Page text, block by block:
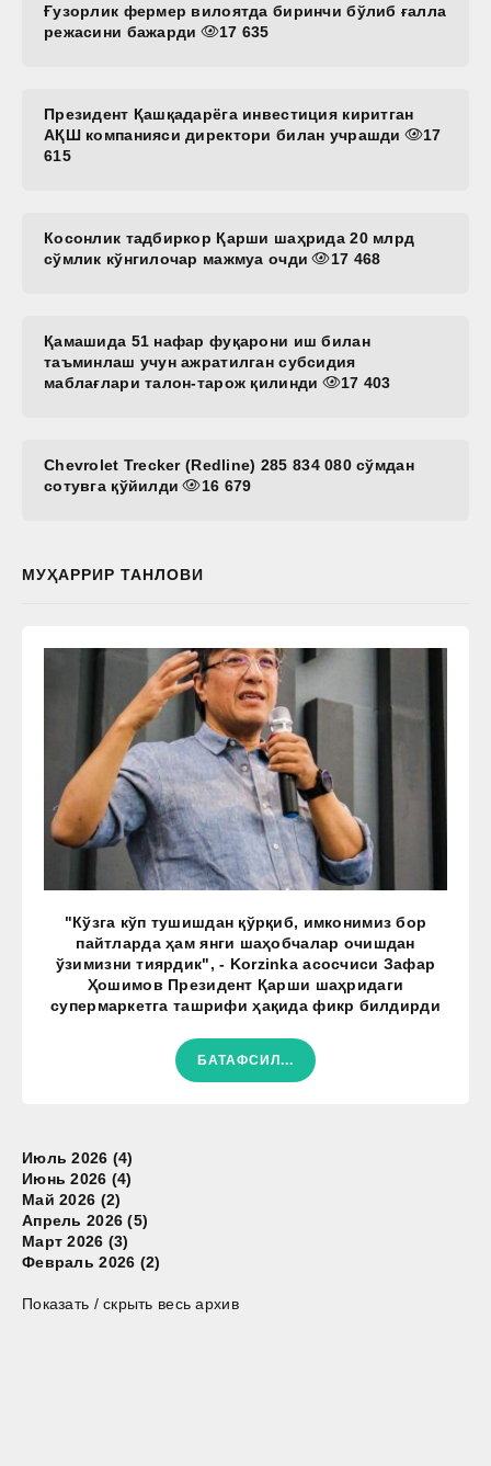
Ғузорлик фермер вилоятда биринчи бўлиб ғалла
режасини бажарди
17 635
Президент Қашқадарёга инвестиция киритган
АҚШ компанияси директори билан учрашди
17
615
Косонлик тадбиркор Қарши шаҳрида 20 млрд
сўмлик кўнгилочар мажмуа очди
17 468
Қамашида 51 нафар фуқарони иш билан
таъминлаш учун ажратилган субсидия
маблағлари талон-тарож қилинди
17 403
Chevrolet Trecker (Redline) 285 834 080 сўмдан
сотувга қўйилди
16 679
МУҲАРРИР ТАНЛОВИ
"Кўзга кўп тушишдан қўрқиб, имконимиз бор
пайтларда ҳам янги шаҳобчалар очишдан
ўзимизни тиярдик", - Korzinka асосчиси Зафар
Ҳошимов Президент Қарши шаҳридаги
супермаркетга ташрифи ҳақида фикр билдирди
БАТАФСИЛ...
Июль 2026 (4)
Июнь 2026 (4)
Май 2026 (2)
Апрель 2026 (5)
Март 2026 (3)
Февраль 2026 (2)
Показать / скрыть весь архив